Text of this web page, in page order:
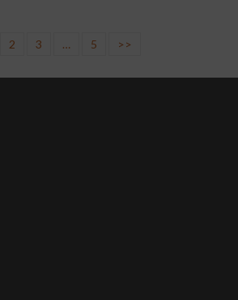
2 3 … 5 >>